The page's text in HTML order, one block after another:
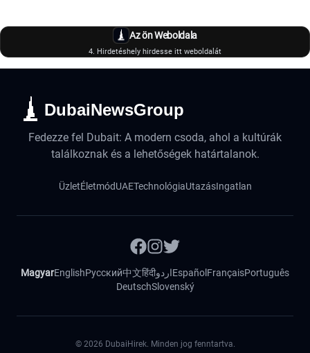
Az ön Weboldala
4. Hirdetéshely hirdesse itt weboldalát
DubaiNewsGroup
Fedezze fel Dubait: A modern csoda, ahol a kultúrák
találkoznak és a lehetőségek határtalanok.
ÜzletÉletmódUAETechnológiaUtazásIngatlan
MagyarEnglishРусский中文हिंदीاردوEspañol FrançaisPortuguês
DeutschSlovenský
© 2026 DubaiHirek. Minden jog fenntartva.